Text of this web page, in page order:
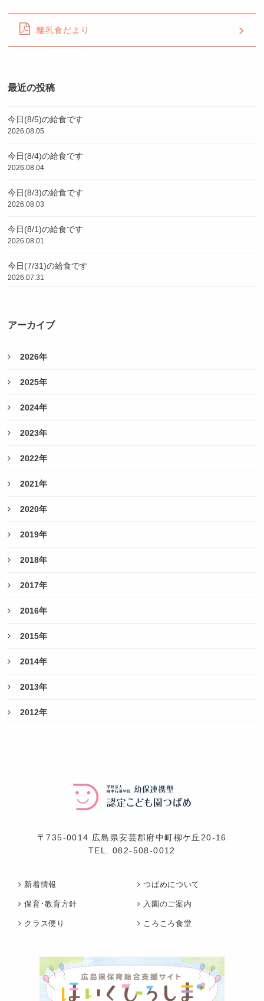
離乳食だより
最近の投稿
今日(8/5)の給食です
2026.08.05
今日(8/4)の給食です
2026.08.04
今日(8/3)の給食です
2026.08.03
今日(8/1)の給食です
2026.08.01
今日(7/31)の給食です
2026.07.31
アーカイブ
2026年
2025年
2024年
2023年
2022年
2021年
2020年
2019年
2018年
2017年
2016年
2015年
2014年
2013年
2012年
〒735-0014 広島県安芸郡府中町柳ケ丘20-16
TEL.082-508-0012
新着情報 つばめについて
保育･教育方針 入園のご案内
クラス便り ころころ食堂